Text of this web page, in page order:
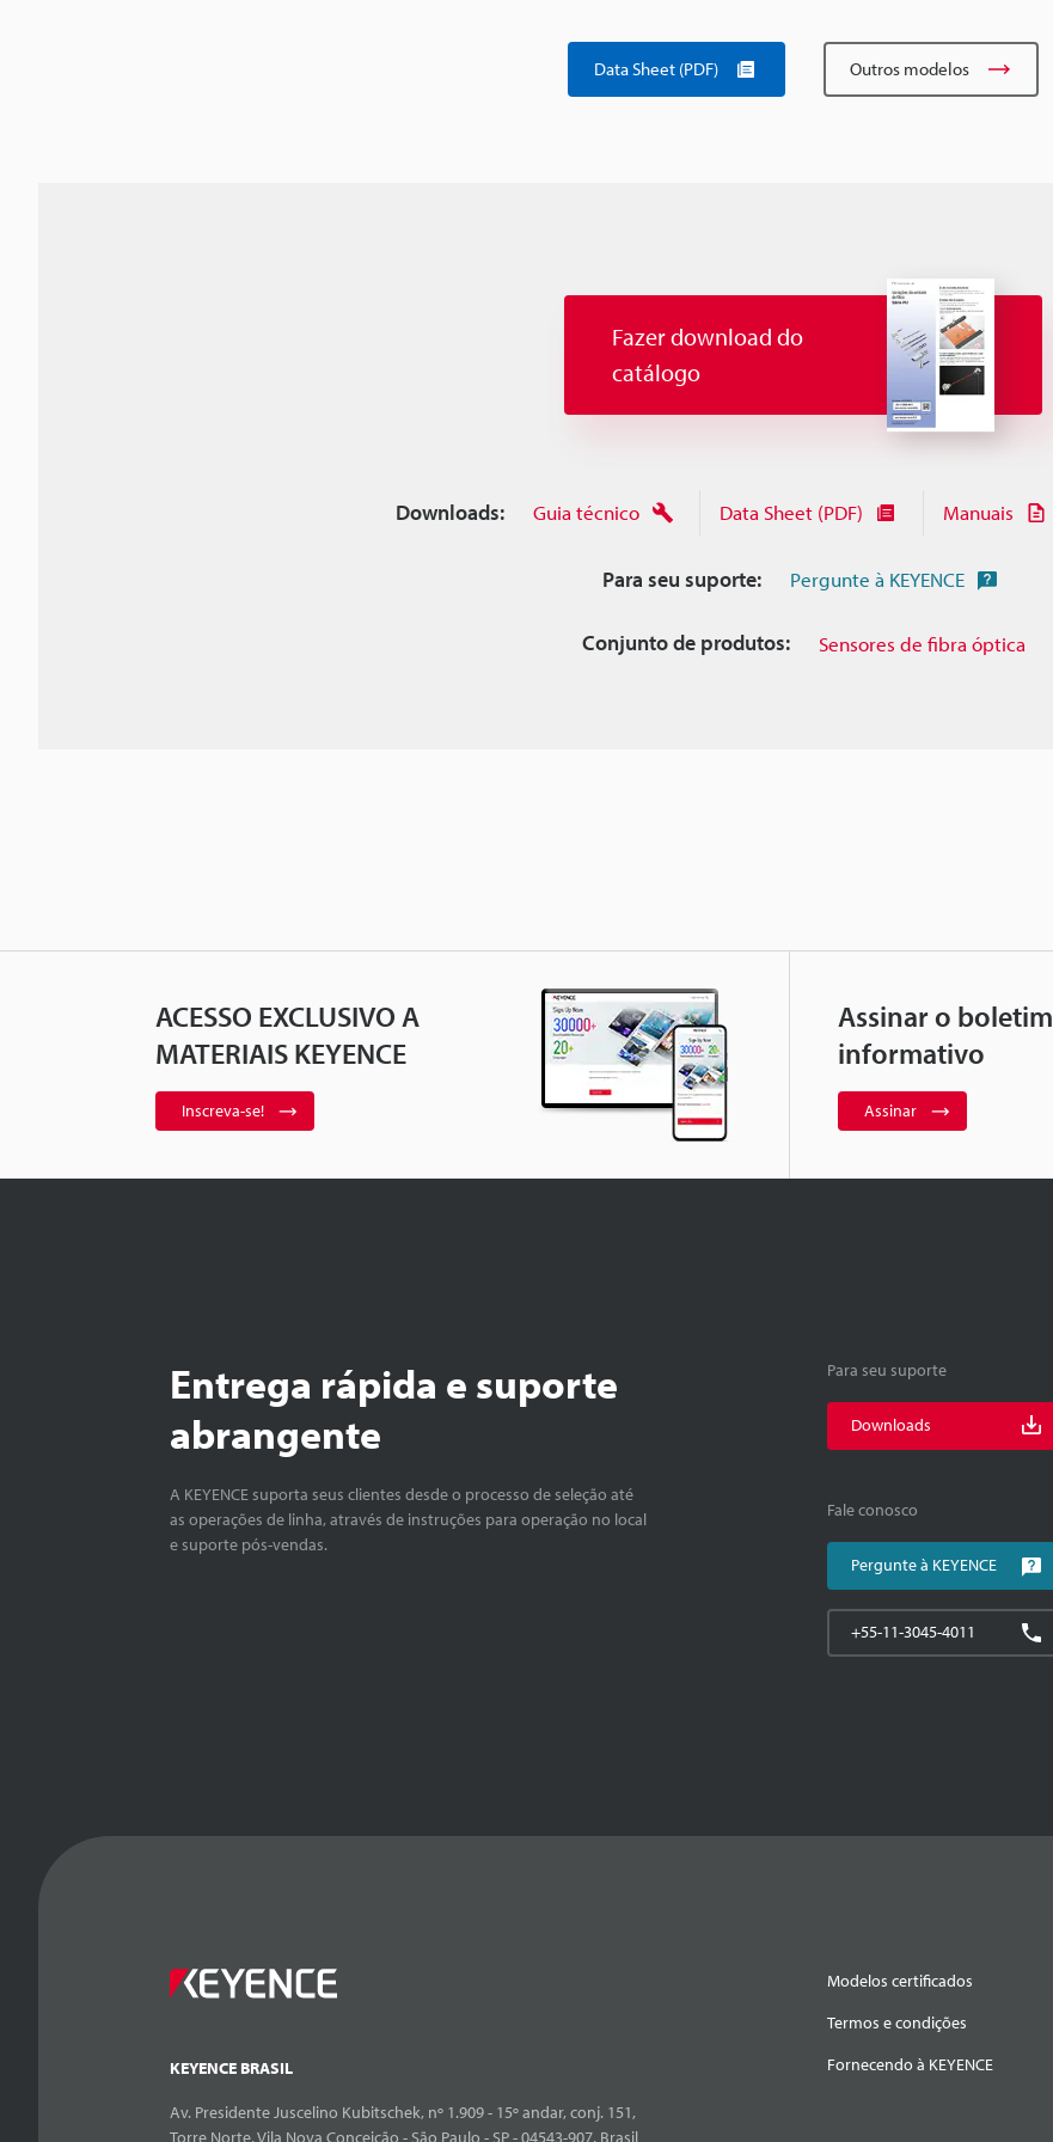
Data Sheet (PDF) Outros modelos
Fazer download do
catálogo
Downloads: Guia técnico Data Sheet (PDF) Manuais
Para seu suporte: Pergunte à KEYENCE
Conjunto de produtos: Sensores de fibra óptica
ACESSO EXCLUSIVO A
MATERIAIS KEYENCE
Inscreva-se!
Assinar o boletim
informativo
Assinar
Entrega rápida e suporte
abrangente
A KEYENCE suporta seus clientes desde o processo de seleção até
as operações de linha, através de instruções para operação no local
e suporte pós-vendas.
Para seu suporte
Downloads
Fale conosco
Pergunte à KEYENCE
+55-11-3045-4011
KEYENCE BRASIL
Av. Presidente Juscelino Kubitschek, nº 1.909 - 15º andar, conj. 151,
Torre Norte, Vila Nova Conceição - São Paulo - SP - 04543-907, Brasil
Modelos certificados
Termos e condições
Fornecendo à KEYENCE